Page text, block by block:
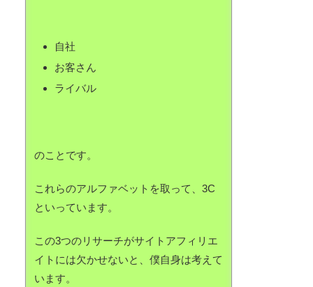
自社
お客さん
ライバル
のことです。
これらのアルファベットを取って、3C
といっています。
この3つのリサーチがサイトアフィリエ
イトには欠かせないと、僕自身は考えて
います。